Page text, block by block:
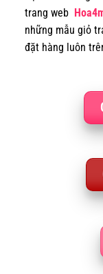
trang web
những mẫu giỏ
đặt hàng luôn